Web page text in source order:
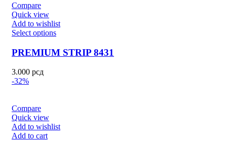
Compare
Quick view
Add to wishlist
Select options
PREMIUM STRIP 8431
3.000 рсд
-32%
Compare
Quick view
Add to wishlist
Add to cart